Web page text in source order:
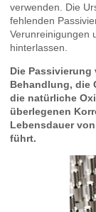
verwenden. Die
fehlenden
Verunreinigungen
hinterlassen.
Die
Behandlung, die
die natürliche
überlegenen
Lebensdauer
führt.